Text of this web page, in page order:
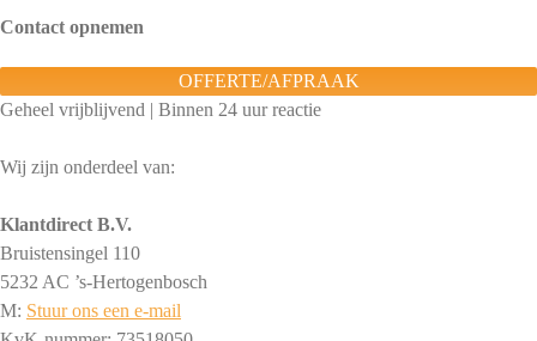
Contact opnemen
OFFERTE/AFPRAAK
Geheel vrijblijvend | Binnen 24 uur reactie
Wij zijn onderdeel van:
Klantdirect B.V.
Bruistensingel 110
5232 AC ’s-Hertogenbosch
M: Stuur ons een e-mail